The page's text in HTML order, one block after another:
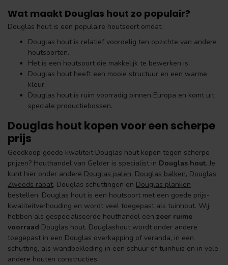
Wat maakt Douglas hout zo populair?
Douglas hout is een populaire houtsoort omdat:
Douglas hout is relatief voordelig ten opzichte van andere
houtsoorten.
Het is een houtsoort die makkelijk te bewerken is.
Douglas hout heeft een mooie structuur en een warme
kleur.
Douglas hout is ruim voorradig binnen Europa en komt uit
speciale productiebossen.
Douglas hout kopen voor een scherpe
prijs
Goedkoop goede kwaliteit Douglas hout kopen tegen scherpe
prijzen? Houthandel van Gelder is specialist in Douglas hout. Je
kunt hier onder andere Douglas palen, Douglas balken, Douglas
Zweeds rabat, Douglas schuttingen en Douglas planken
bestellen. Douglas hout is een houtsoort met een goede prijs-
kwaliteitverhouding en wordt veel toegepast als tuinhout. Wij
hebben als gespecialiseerde houthandel een zeer ruime
voorraad Douglas hout. Douglashout wordt onder andere
toegepast in een Douglas overkapping of veranda, in een
schutting, als wandbekleding in een schuur of tuinhuis en in vele
andere houten constructies.